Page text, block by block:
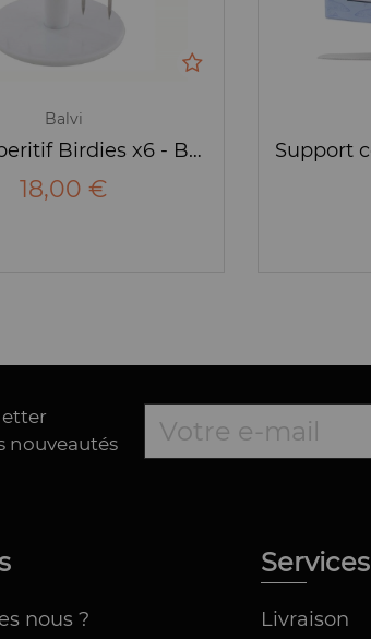
Balvi
Pics à aperitif Birdies x6 - Balvi
18,00 €
nouveautés
nous ?
Services
Livraison